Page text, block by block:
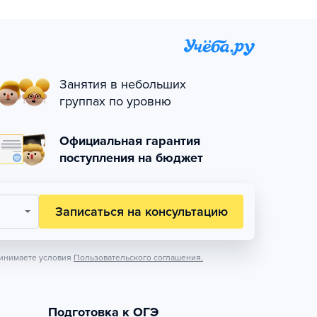
Занятия в небольших
группах по уровню
Официальная гарантия
поступления на бюджет
Записаться на консультацию
условия Пользовательского соглашения.
Подготовка к ОГЭ